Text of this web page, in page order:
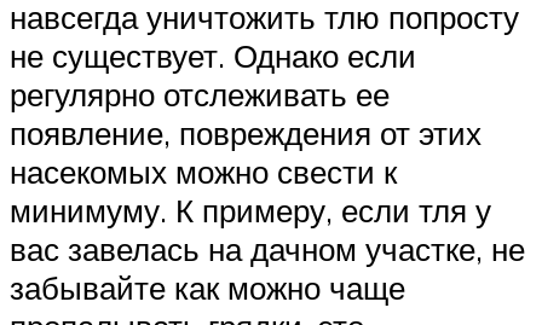
навсегда уничтожить тлю попросту
не существует. Однако если
регулярно отслеживать ее
появление, повреждения от этих
насекомых можно свести к
минимуму. К примеру, если тля у
вас завелась на дачном участке, не
забывайте как можно чаще